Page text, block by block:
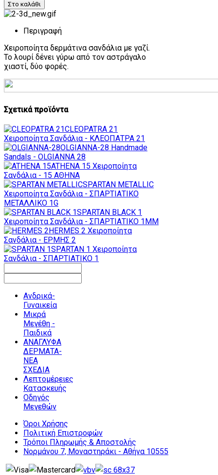
Περιγραφή
Χειροποίητα δερμάτινα σανδάλια με γαζί.
Το λουρί δένει γύρω από τον αστράγαλο
χιαστί, δύο φορές.
Σχετικά προϊόντα
CLEOPATRA 21
Χειροποίητα Σανδάλια - ΚΛΕΟΠΑΤΡΑ 21
OLGIANNA-28 Handmade
Sandals - OLGIANNA 28
ATHENA 15 Χειροποίητα
Σανδάλια - 15 ΑΘΗΝΑ
SPARTAN METALLIC
Χειροποίητα Σανδάλια - ΣΠΑΡΤΙΑΤΙΚΟ
ΜΕΤΑΛΛΙΚΟ 1G
SPARTAN BLACK 1
Χειροποίητα Σανδάλια - ΣΠΑΡΤΙΑΤΙΚΟ 1MM
HERMES 2 Χειροποίητα
Σανδάλια - ΕΡΜΗΣ 2
SPARTAN 1 Χειροποίητα
Σανδάλια - ΣΠΑΡΤΙΑΤΙΚΟ 1
Ανδρικά-
Γυναικεία
Μικρά
Μεγέθη -
Παιδικά
ΑΝΑΓΛΥΦΑ
ΔΕΡΜΑΤΑ-
ΝΕΑ
ΣΧΕΔΙΑ
Λεπτομέρειες
Κατασκευής
Οδηγός
Μεγεθών
Όροι Χρήσης
Πολιτική Επιστροφών
Τρόποι Πληρωμής & Αποστολής
Νορμάνου 7, Μοναστηράκι - Αθήνα 10555